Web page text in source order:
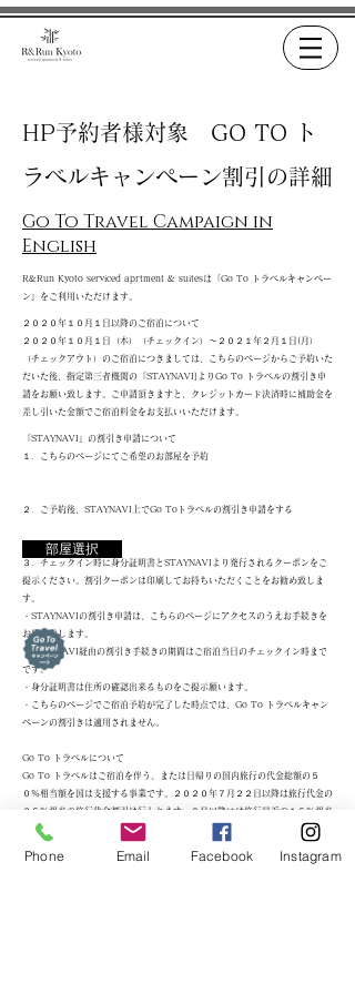
HP予約者様対象 GO TO ト
ラベルキャンペーン割引の詳細
​Go To Travel Campaign in
English
R&Run Kyoto serviced aprtment & suitesは「Go To トラベルキャンペー
ン」をご利用いただけます。
２０２０年１０月１日以降のご宿泊について
２０２０年１０月１日（木）（チェックイン）～２０２１年２月１日(月）
（チェックアウト）のご宿泊につきましては、こちらのページからご予約いた
だいた後、指定第三者機関の「STAYNAVI]よりGo To トラベルの割引き申
請をお願い致します。ご申請頂きますと、クレジットカード決済時に補助金を
差し引いた金額でご宿泊料金をお支払いいただけます。
「STAYNAVI」の割引き申請について
１．こちらのページにてご希望のお部屋を予約
２．ご予約後、STAYNAVI上でGo Toトラベルの割引き申請をする
３．チェックイン時に身分証明書とSTAYNAVIより発行されるクーポンをご
提示ください。割引クーポンは印刷してお持ちいただくことをお勧め致しま
す。
・STAYNAVIの割引き申請は、こちらのページにアクセスのうえお手続きを
お願い致します。
・STAYNAVI経由の割引き手続きの期間はご宿泊当日のチェックイン時まで
です。
・身分証明書は住所の確認出来るものをご提示願います。
・こちらのページでご宿泊予約が完了した時点では、Go To トラベルキャン
ペーンの割引きは適用されません。
Go To トラベルについて
Go To トラベルはご宿泊を伴う、または日帰りの国内旅行の代金総額の５
０％相当額を国は支援する事業です。２０２０年７月２２日以降は旅行代金の
３５％相当の旅行代金割引は行われます。９月以降には旅行最近の１５％相当
の地域共通クーポンは付与される予定です。
部屋選択
Phone Email Facebook Instagram